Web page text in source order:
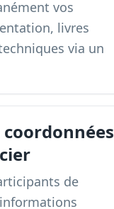
vos
livres
via un
de